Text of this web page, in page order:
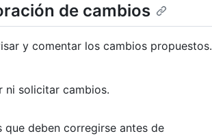
de cambios
y comentar los cambios propuestos.
ni solicitar cambios.
deben corregirse antes de